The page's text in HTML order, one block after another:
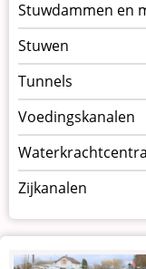
Stuwdammen en
Stuwen
Tunnels
Voedingskanalen
Zijkanalen